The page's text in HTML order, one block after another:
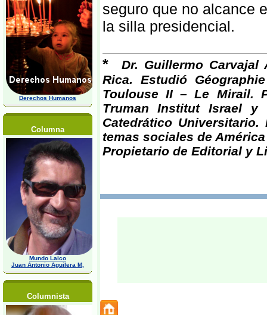
Derechos Humanos
Columna
Mundo Laico
Juan Antonio Aguilera M,
Columnista
seguro que no alcance
la silla presidencial.
*
Dr. Guillermo Carvajal
Rica. Estudió
Toulouse II – Le Mirail.
Truman Institut Israel y
Catedrático
temas sociales de
Propietario de Editorial y